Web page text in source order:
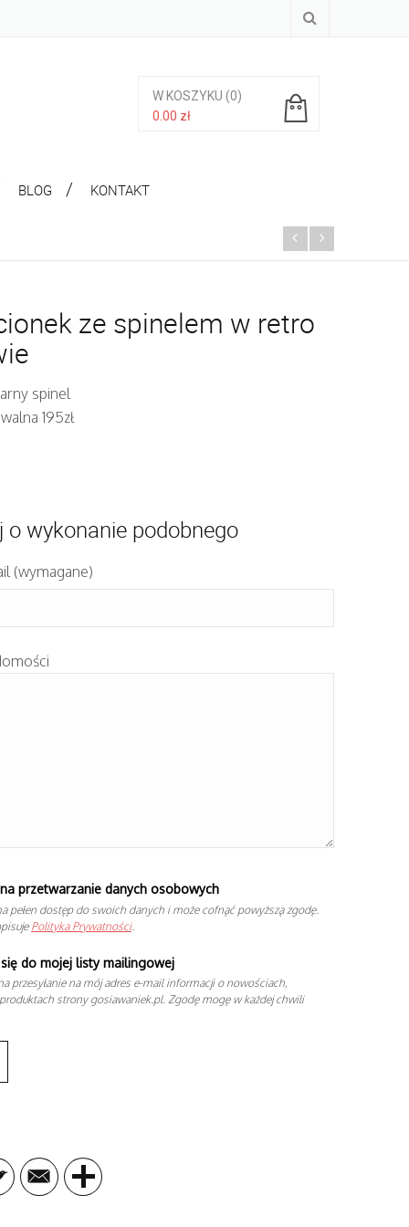
W KOSZYKU (0)
0.00 zł
BLOG KONTAKT
ze spinelem w retro
spinel
195zł
o wykonanie podobnego
(wymagane)
przetwarzanie danych osobowych
pełen dostęp do swoich danych i może cofnąć powyższą zgodę.
Polityka Prywatności.
do mojej listy mailingowej
przesyłanie na mój adres e-mail informacji o nowościach,
strony gosiawaniek.pl. Zgodę mogę w każdej chwili